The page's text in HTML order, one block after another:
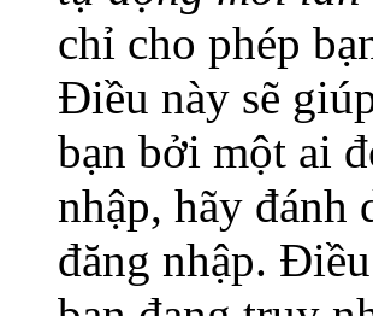
chỉ cho phép
Điều này sẽ
bạn bởi một ai
nhập, hãy đánh
đăng nhập.